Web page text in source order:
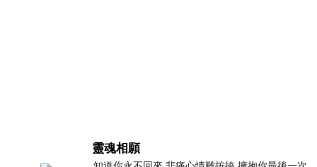
靈魂相願